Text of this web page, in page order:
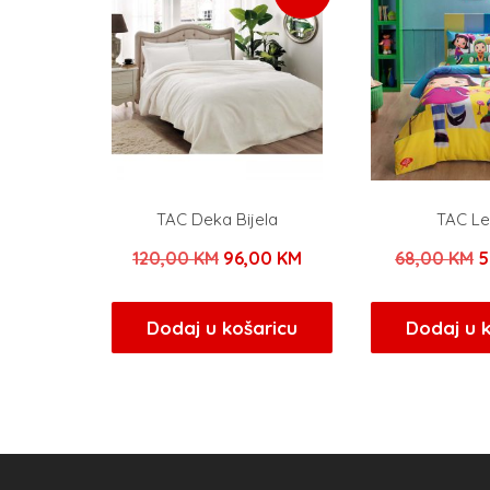
TAC Deka Bijela
120,00KM Izvorna
bila
je:
96,00 KM
96,00 KM.
Dodaj u košaricu
TAC
68,00KM
Dodaj u